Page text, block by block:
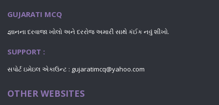
GUJARATI MCQ
જ્ઞાનના દરવાજા ખોલો અને દરરોજ અમારી સાથે કંઈક નવું શીખો.
SUPPORT :
સપોર્ટ ઇમેઇલ એકાઉન્ટ : gujaratimcq@yahoo.com
OTHER WEBSITES